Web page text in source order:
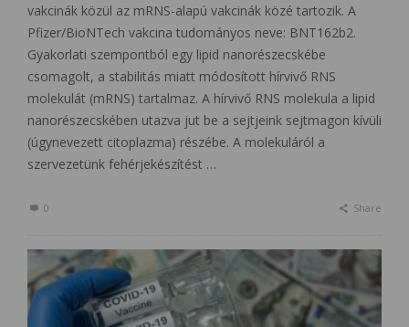
vakcinák közül az mRNS-alapú vakcinák közé tartozik. A
Pfizer/BioNTech vakcina tudományos neve: BNT162b2.
Gyakorlati szempontból egy lipid nanorészecskébe
csomagolt, a stabilitás miatt módosított hírvivő RNS
molekulát (mRNS) tartalmaz. A hírvivő RNS molekula a lipid
nanorészecskében utazva jut be a sejtjeink sejtmagon kívüli
(úgynevezett citoplazma) részébe. A molekuláról a
szervezetünk fehérjekészítést …
0 Share